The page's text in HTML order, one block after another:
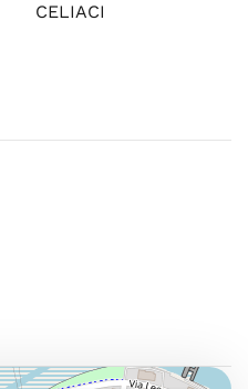
CELIACI